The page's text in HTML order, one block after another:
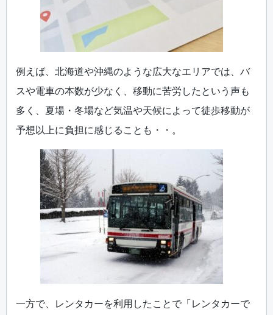
例えば、北海道や沖縄のような広大なエリアでは、バ
スや電車の本数が少なく、移動に苦労したという声も
多く、夏場・冬場など気温や天候によって徒歩移動が
予想以上に負担に感じることも・・。
一方で、レンタカーを利用したことで「レンタカーで